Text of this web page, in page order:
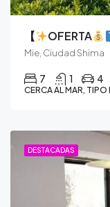
【 OFERTA
Mie, Ciudad Shima
7 1 4
CERCA AL MAR, TIPO
DESTACADAS